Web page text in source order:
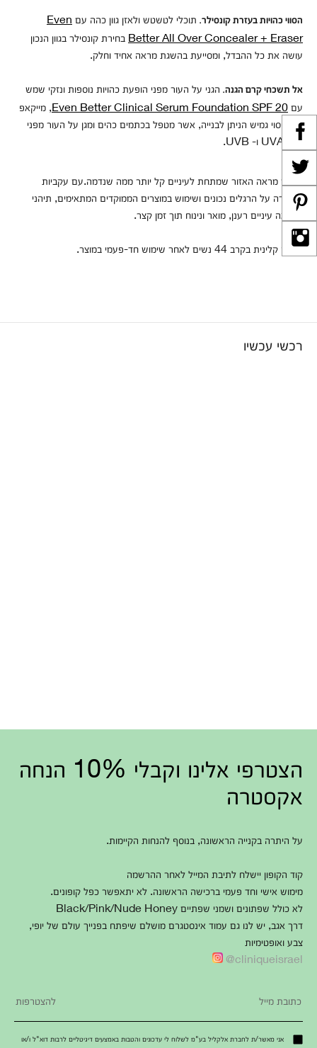
הסווי כהויות בעזרת קונסילר. תוכלי לטשטש ולאזן גוון כהה עם Even
Better All Over Concealer + Eraser בחירת קונסילר בגוון הנכון
עושה את כל ההבדל, ומסייעת בהשגת מראה אחיד וחלק.
אל תשכחי קרם הגנה. הגני על העור מפני הופעת כהויות נוספות ונזקי שמש
עם Even Better Clinical Serum Foundation SPF 20, מייקאפ
עם כיסוי גמיש הניתן לבנייה, אשר מטפל בכתמים כהים ומגן על העור מפני
קרני UVA ו- UVB.
שיפור מראה האזור שמתחת לעיניים קל יותר ממה שנדמה.עם עקביות
והקפדה על הרגלים נכונים ושימוש במוצרים הממוקדים המתאימים, תיהני
ממראה עיניים רענן, מואר ונינוח תוך זמן קצר.
*נבדק קלינית בקרב 44 נשים לאחר שימוש חד-פעמי במוצר.
רכשי עכשיו
הצטרפי אלינו וקבלי 10% הנחה
אקסטרה
על היתרה בקנייה הראשונה, בנוסף להנחות הקיימות.
קוד הקופון יישלח לתיבת המייל לאחר ההרשמה
מימוש אישי וחד פעמי ברכישה הראשונה. לא יתאפשר כפל קופונים.
לא כולל שפתונים ושמני שפתיים Black/Pink/Nude Honey
דרך אגב, יש לנו גם עמוד אינסטגרם מושלם שיפתח בפנייך עולם של יופי,
צבע ואופטימיות
cliniqueisrael@
אני מאשר/ת לחברת אלקליל בע"מ לשלוח לי עדכונים והטבות באמצעים דיגיטליים לרבות דוא"ל ו/או